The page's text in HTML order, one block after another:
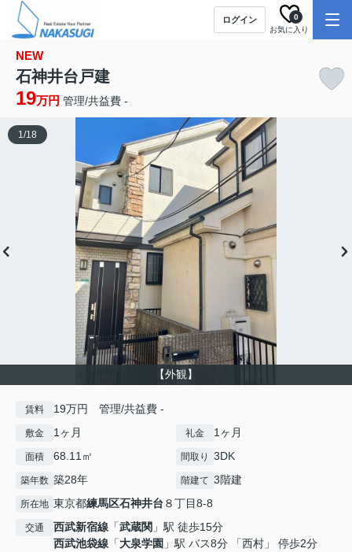
ログイン
お気に入り
0
NEW
石神井台戸建
19万円 管理/共益費 -
【外観】
1/18
賃料 19万円 管理/共益費 -
敷金 1ヶ月 礼金 1ヶ月
面積 68.11㎡ 間取り 3DK
築年数 築28年 階建て 3階建
所在地 東京都練馬区石神井台 ８丁目8-8
交通 西武新宿線 「武蔵関 」駅 徒歩15分
西武池袋線 「大泉学園 」駅 バス8分 「西村」 停歩2分